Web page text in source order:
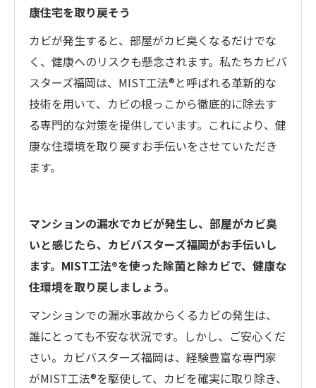
康住宅を取り戻そう
カビが発生すると、部屋がカビ臭くなるだけでな
く、健康へのリスクも懸念されます。私たちカビバ
スターズ福岡は、MIST工法®と呼ばれる革新的な
技術を用いて、カビの根っこから徹底的に除去す
る専門的な対策を提供しています。これにより、健
康な住環境を取り戻すお手伝いをさせていただき
ます。
マンションの漏水でカビが発生し、部屋がカビ臭
いと感じたら、カビバスターズ福岡がお手伝いし
ます。MIST工法®を使った除菌と除カビで、健康な
住環境を取り戻しましょう。
マンションでの漏水事故からくるカビの発生は、
誰にとっても不安な状況です。しかし、ご安心くだ
さい。カビバスターズ福岡は、経験豊富な専門家
がMIST工法®を駆使して、カビを確実に取り除き、